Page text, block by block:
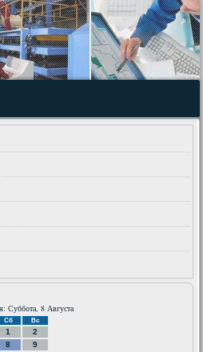
Суббота, 8 Августа
Сб Вс
1
2
8
9